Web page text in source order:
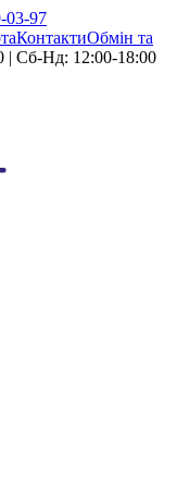
03-97
КонтактиОбмін та
| Сб-Нд: 12:00-18:00